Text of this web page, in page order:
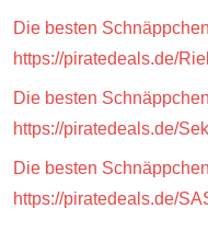
Die besten
https://piratedeals.de/
Die besten
https://piratedeals.de/
Die besten
https://piratedeals.de/